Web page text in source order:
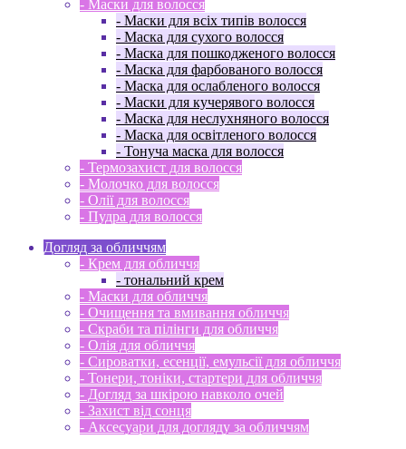
- Маски для волосся
- Маски для всіх типів волосся
- Маска для сухого волосся
- Маска для пошкодженого волосся
- Маска для фарбованого волосся
- Маска для ослабленого волосся
- Маски для кучерявого волосся
- Маска для неслухняного волосся
- Маска для освітленого волосся
- Тонуча маска для волосся
- Термозахист для волосся
- Молочко для волосся
- Олії для волосся
- Пудра для волосся
Догляд за обличчям
- Крем для обличчя
- тональний крем
- Маски для обличчя
- Очищення та вмивання обличчя
- Скраби та пілінги для обличчя
- Олія для обличчя
- Сироватки, есенції, емульсії для обличчя
- Тонери, тоніки, стартери для обличчя
- Догляд за шкірою навколо очей
- Захист від сонця
- Аксесуари для догляду за обличчям